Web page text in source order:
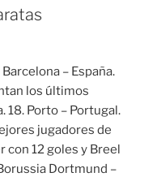
– España.
los últimos
18. Porto – Portugal.
jugadores de
con 12 goles y Breel
Dortmund –